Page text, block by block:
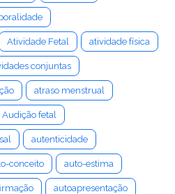
Atividade Fetal atividade física
conjuntas
atraso menstrual
Audição fetal
autenticidade
conceito auto-estima
autoapresentação